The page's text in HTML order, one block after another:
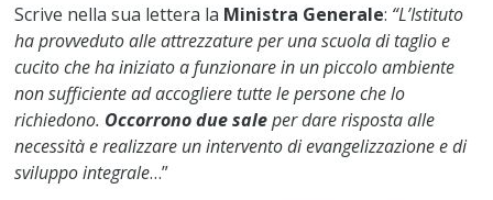
Scrive nella sua lettera la Ministra Generale: “L’Istituto
ha provveduto alle attrezzature per una scuola di taglio e
cucito che ha iniziato a funzionare in un piccolo ambiente
non sufficiente ad accogliere tutte le persone che lo
richiedono. Occorrono due saleper dare risposta alle
necessità e realizzare un intervento di evangelizzazione e di
sviluppo integrale…”